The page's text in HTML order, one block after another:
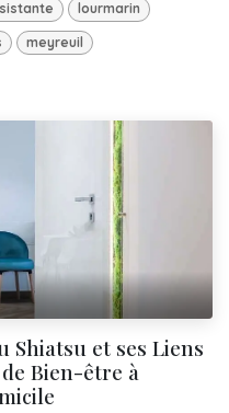
lourmarin
meyreuil
Shiatsu et ses Liens
Bien-être à